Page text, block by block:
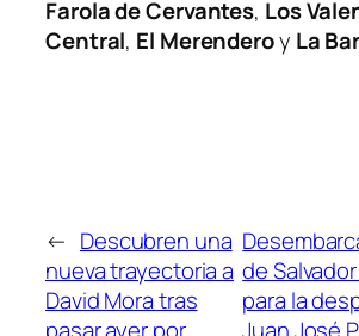
Farola de Cervantes, Los
Central, El Merenderoy La
← Descubren una
nueva trayectoria a
David Mora tras
pasar ayer por
de
para la
Juan José